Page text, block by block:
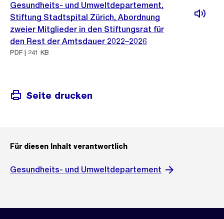
Gesundheits- und Umweltdepartement,
Stiftung Stadtspital Zürich, Abordnung
zweier Mitglieder in den Stiftungsrat für
den Rest der Amtsdauer 2022–2026
PDF | 241 KB
Seite drucken
Für diesen Inhalt verantwortlich
Gesundheits- und Umweltdepartement